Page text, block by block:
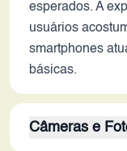
esperados. A
usuários
smartphones
básicas.
Câmeras e